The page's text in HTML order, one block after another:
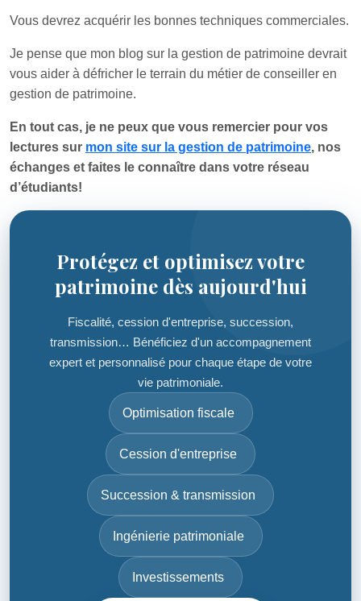
Vous devrez acquérir les bonnes techniques commerciales.
Je pense que mon blog sur la gestion de patrimoine devrait
vous aider à défricher le terrain du métier de conseiller en
gestion de patrimoine.
En tout cas, je ne peux que vous remercier pour vos
lectures sur mon site sur la gestion de patrimoine, nos
échanges et faites le connaître dans votre réseau
d’étudiants!
Protégez et optimisez votre
patrimoine dès aujourd'hui
Fiscalité, cession d'entreprise, succession,
transmission… Bénéficiez d'un accompagnement
expert et personnalisé pour chaque étape de votre
vie patrimoniale.
Optimisation fiscale
Cession d'entreprise
Succession & transmission
Ingénierie patrimoniale
Investissements